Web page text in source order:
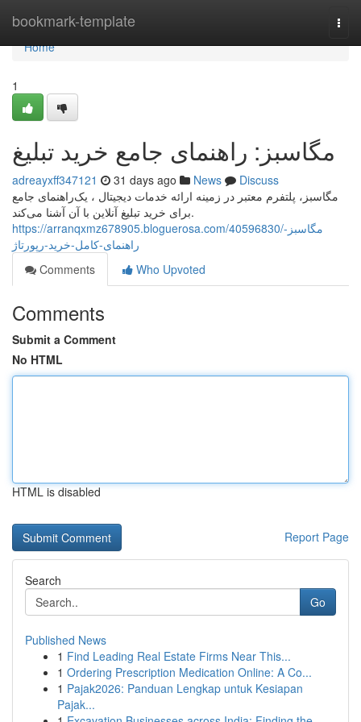
bookmark-template
Home
Home
1
مگاسبز: راهنمای جامع خرید تبلیغ
adreayxff347121 31 days ago News
Discuss
مگاسبز، پلتفرم معتبر در زمینه ارائه خدمات دیجیتال ، یک‌راهنمای جامع
برای خرید تبلیغ آنلاین با آن آشنا می‌کند.
https://arranqxmz678905.bloguerosa.com/40596830/مگاسبز-
راهنمای-کامل-خرید-رپورتاژ
Comments
Who Upvoted
Comments
Submit a Comment
No HTML
HTML is disabled
Report Page
Search
Go
Published News
1 Find Leading Real Estate Firms Near This...
1 Ordering Prescription Medication Online: A Co...
1 Pajak2026: Panduan Lengkap untuk Kesiapan
Pajak...